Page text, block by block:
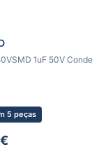
1uF 50V
5 peças